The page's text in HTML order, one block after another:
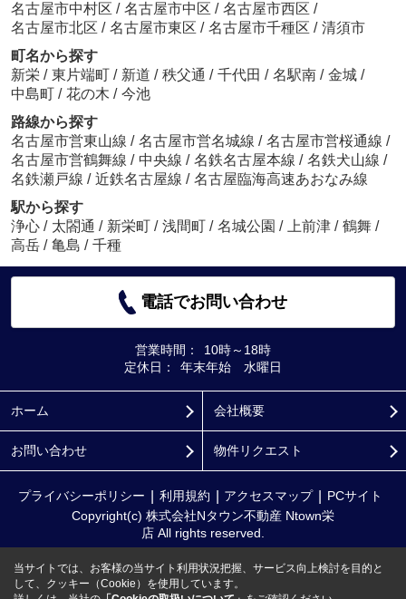
名古屋市中村区 / 名古屋市中区 / 名古屋市西区 /
名古屋市北区 / 名古屋市東区 / 名古屋市千種区 / 清須市
町名から探す
新栄 / 東片端町 / 新道 / 秩父通 / 千代田 / 名駅南 / 金城 /
中島町 / 花の木 / 今池
路線から探す
名古屋市営東山線 / 名古屋市営名城線 / 名古屋市営桜通線 /
名古屋市営鶴舞線 / 中央線 / 名鉄名古屋本線 / 名鉄犬山線 /
名鉄瀬戸線 / 近鉄名古屋線 / 名古屋臨海高速あおなみ線
駅から探す
浄心 / 太閤通 / 新栄町 / 浅間町 / 名城公園 / 上前津 / 鶴舞 /
高岳 / 亀島 / 千種
電話でお問い合わせ
営業時間：
10時～18時
定休日：
年末年始 水曜日
ホーム 会社概要
お問い合わせ 物件リクエスト
プライバシーポリシー 利用規約 アクセスマップ
PCサイト
Copyright(c) 株式会社Nタウン不動産 Ntown栄
店 All rights reserved.
当サイトでは、お客様の当サイト利用状況把握、サービス向上検討を目的と
して、クッキー（Cookie）を使用しています。